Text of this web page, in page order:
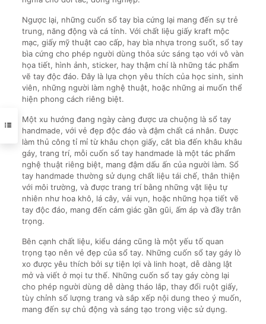
Ngược lại, những cuốn sổ tay bìa cứng lại mang đến sự trẻ
trung, năng động và cá tính. Với chất liệu giấy kraft mộc
mạc, giấy mỹ thuật cao cấp, hay bìa nhựa trong suốt, sổ tay
bìa cứng cho phép người dùng thỏa sức sáng tạo với vô vàn
họa tiết, hình ảnh, sticker, hay thậm chí là những tác phẩm
vẽ tay độc đáo. Đây là lựa chọn yêu thích của học sinh, sinh
viên, những người làm nghệ thuật, hoặc những ai muốn thể
hiện phong cách riêng biệt.
Một xu hướng đang ngày càng được ưa chuộng là sổ tay
handmade, với vẻ đẹp độc đáo và đậm chất cá nhân. Được
làm thủ công tỉ mỉ từ khâu chọn giấy, cắt bìa đến khâu khâu
gáy, trang trí, mỗi cuốn sổ tay handmade là một tác phẩm
nghệ thuật riêng biệt, mang đậm dấu ấn của người làm. Sổ
tay handmade thường sử dụng chất liệu tái chế, thân thiện
với môi trường, và được trang trí bằng những vật liệu tự
nhiên như hoa khô, lá cây, vải vụn, hoặc những họa tiết vẽ
tay độc đáo, mang đến cảm giác gần gũi, ấm áp và đầy trân
trọng.
Bên cạnh chất liệu, kiểu dáng cũng là một yếu tố quan
trọng tạo nên vẻ đẹp của sổ tay. Những cuốn sổ tay gáy lò
xo được yêu thích bởi sự tiện lợi và linh hoạt, dễ dàng lật
mở và viết ở mọi tư thế. Những cuốn sổ tay gáy còng lại
cho phép người dùng dễ dàng tháo lắp, thay đổi ruột giấy,
tùy chỉnh số lượng trang và sắp xếp nội dung theo ý muốn,
mang đến sự chủ động và sáng tạo trong việc sử dụng.